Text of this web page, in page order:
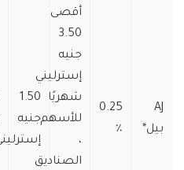
AJ
بيل*
0.25
٪
أقصى
3.50
جنيه
إسترليني
شهريًا
للأسهم
،
الصناديق
1.50
جنيه